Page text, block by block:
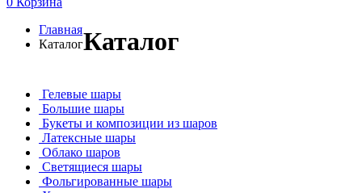
Главная
КаталогКаталог
Гелевые шары
Большие шары
Букеты и композиции из шаров
Латексные шары
Облако шаров
Светящиеся шары
Фольгированные шары